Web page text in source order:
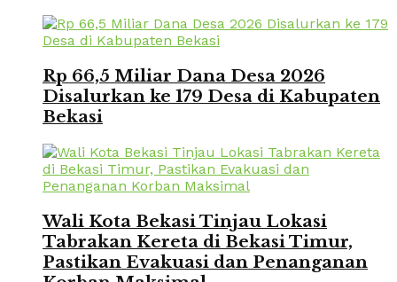
Rp 66,5 Miliar Dana Desa 2026
Disalurkan ke 179 Desa di Kabupaten
Bekasi
Wali Kota Bekasi Tinjau Lokasi
Tabrakan Kereta di Bekasi Timur,
Pastikan Evakuasi dan Penanganan